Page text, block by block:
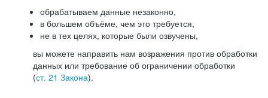
обрабатываем данные незаконно,
в большем объёме, чем это требуется,
не в тех целях, которые были озвучены,
вы можете направить нам возражения против обработки
данных или требование об ограничении обработки
(ст. 21 Закона).